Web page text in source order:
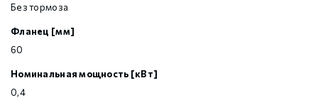
Без тормоза
Фланец [мм]
60
Номинальная мощность [кВт]
0,4